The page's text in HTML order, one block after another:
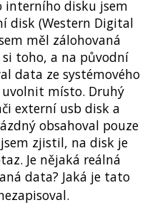
interního disku jsem
disk (Western Digital
měl zálohovaná
toho, a na původní
data ze systémového
místo. Druhý
externí usb disk a
obsahoval pouze
jsem zjistil, na disk je
Je nějaká reálná
data? Jaká je tato